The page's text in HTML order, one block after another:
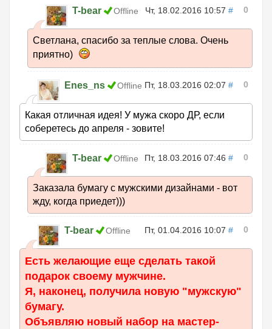
T-bear Offline Чт, 18.02.2016 10:57 # 0
Светлана, спасибо за теплые слова. Очень
приятно)
Enes_ns Offline Пт, 18.03.2016 02:07 # 0
Какая отличная идея! У мужа скоро ДР, если
соберетесь до апреля - зовите!
T-bear Offline Пт, 18.03.2016 07:46 # 0
Заказала бумагу с мужскими дизайнами - вот
жду, когда приедет)))
T-bear Offline Пт, 01.04.2016 10:07 # 0
Есть желающие еще сделать такой
подарок своему мужчине.
Я, наконец, получила новую "мужскую"
бумагу.
Объявляю новый набор на мастер-